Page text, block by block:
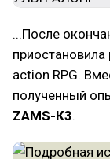
...После
action RPG.
полученный
ZAMS-К3.